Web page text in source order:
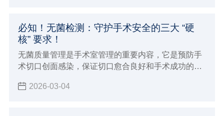
必知！无菌检测：守护手术安全的三大 “硬
核” 要求！
无菌质量管理是手术室管理的重要内容，它是预防手
术切口创面感染，保证切口愈合良好和手术成功的必
2026-03-04